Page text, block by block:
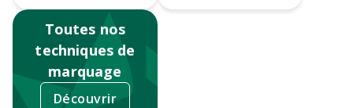
Toutes nos
techniques de
marquage
Découvrir